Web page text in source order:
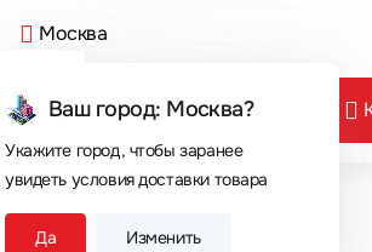
Москва
Ваш город: Москва?
Укажите город, чтобы заранее
увидеть условия доставки товара
Да Изменить
Сегодня покупают